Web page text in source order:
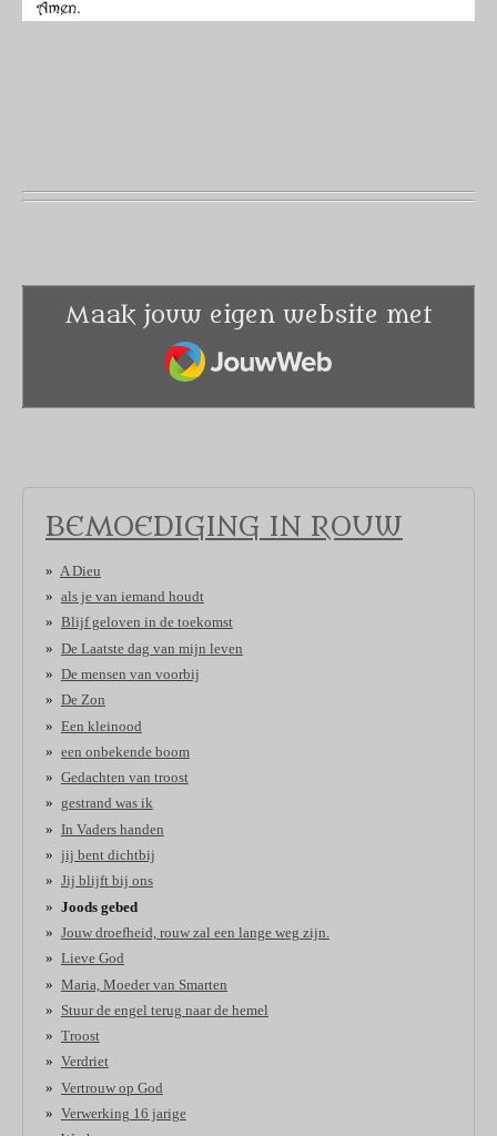
Maak jouw eigen website met
JouwWeb
BEMOEDIGING IN ROUW
A Dieu
als je van iemand houdt
Blijf geloven in de toekomst
De Laatste dag van mijn leven
De mensen van voorbij
De Zon
Een kleinood
een onbekende boom
Gedachten van troost
gestrand was ik
In Vaders handen
jij bent dichtbij
Jij blijft bij ons
Joods gebed
Jouw droefheid, rouw zal een lange weg zijn.
Lieve God
Maria, Moeder van Smarten
Stuur de engel terug naar de hemel
Troost
Verdriet
Vertrouw op God
Verwerking 16 jarige